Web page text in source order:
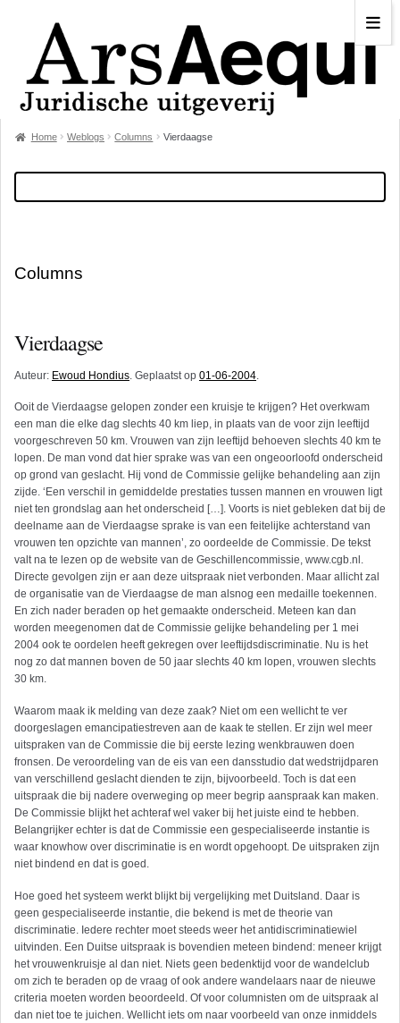
Home Weblogs Columns Vierdaagse
Columns
Vierdaagse
Auteur: Ewoud Hondius. Geplaatst op 01-06-2004.
Ooit de Vierdaagse gelopen zonder een kruisje te krijgen? Het overkwam
een man die elke dag slechts 40 km liep, in plaats van de voor zijn leeftijd
voorgeschreven 50 km. Vrouwen van zijn leeftijd behoeven slechts 40 km te
lopen. De man vond dat hier sprake was van een ongeoorloofd onderscheid
op grond van geslacht. Hij vond de Commissie gelijke behandeling aan zijn
zijde. ‘Een verschil in gemiddelde prestaties tussen mannen en vrouwen ligt
niet ten grondslag aan het onderscheid […]. Voorts is niet gebleken dat bij de
deelname aan de Vierdaagse sprake is van een feitelijke achterstand van
vrouwen ten opzichte van mannen’, zo oordeelde de Commissie. De tekst
valt na te lezen op de website van de Geschillencommissie, www.cgb.nl.
Directe gevolgen zijn er aan deze uitspraak niet verbonden. Maar allicht zal
de organisatie van de Vierdaagse de man alsnog een medaille toekennen.
En zich nader beraden op het gemaakte onderscheid. Meteen kan dan
worden meegenomen dat de Commissie gelijke behandeling per 1 mei
2004 ook te oordelen heeft gekregen over leeftijdsdiscriminatie. Nu is het
nog zo dat mannen boven de 50 jaar slechts 40 km lopen, vrouwen slechts
30 km.
Waarom maak ik melding van deze zaak? Niet om een wellicht te ver
doorgeslagen emancipatiestreven aan de kaak te stellen. Er zijn wel meer
uitspraken van de Commissie die bij eerste lezing wenkbrauwen doen
fronsen. De veroordeling van de eis van een dansstudio dat wedstrijdparen
van verschillend geslacht dienden te zijn, bijvoorbeeld. Toch is dat een
uitspraak die bij nadere overweging op meer begrip aanspraak kan maken.
De Commissie blijkt het achteraf wel vaker bij het juiste eind te hebben.
Belangrijker echter is dat de Commissie een gespecialiseerde instantie is
waar knowhow over discriminatie is en wordt opgehoopt. De uitspraken zijn
niet bindend en dat is goed.
Hoe goed het systeem werkt blijkt bij vergelijking met Duitsland. Daar is
geen gespecialiseerde instantie, die bekend is met de theorie van
discriminatie. Iedere rechter moet steeds weer het antidiscriminatiewiel
uitvinden. Een Duitse uitspraak is bovendien meteen bindend: meneer krijgt
het vrouwenkruisje al dan niet. Niets geen bedenktijd voor de wandelclub
om zich te beraden op de vraag of ook andere wandelaars naar de nieuwe
criteria moeten worden beoordeeld. Of voor columnisten om de uitspraak al
dan niet toe te juichen. Wellicht iets om naar voorbeeld van onze inmiddels